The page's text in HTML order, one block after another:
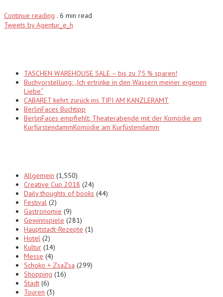
Continue reading . 6 min read
Tweets by Agentur_e_h
TASCHEN WAREHOUSE SALE – bis zu 75 % sparen!
Buchvorstellung: „Ich ertrinke in den Wassern meiner eigenen
Liebe“
CABARET kehrt zurück ins TIPI AM KANZLERAMT
BerlinFaces Buchtipp
BerlinFaces empfiehlt: Theaterabende mit der Komödie am
KurfürstendammKomödie am Kurfüstendamm
Allgemein (1,550)
Creative Cup 2018 (24)
Daily thoughts of books (44)
Festival (2)
Gastronomie (9)
Gewinnspiele (281)
Hauptstadt-Rezepte (1)
Hotel (2)
Kultur (14)
Messe (4)
Schoko + ZsaZsa (299)
Shopping (16)
Stadt (6)
Touren (3)